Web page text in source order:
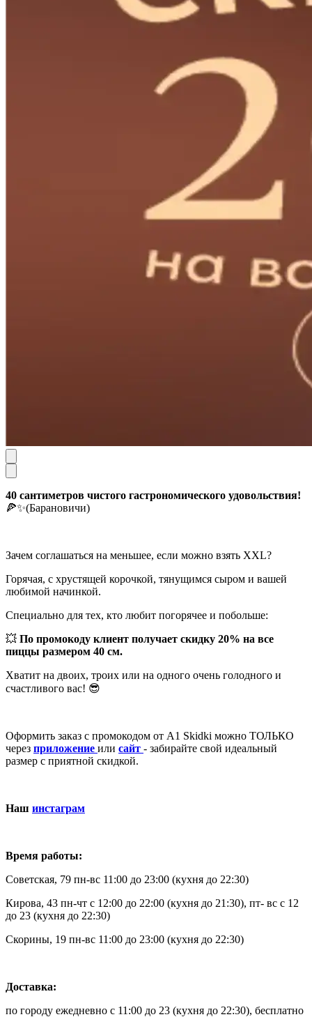
40 сантиметров чистого гастрономического удовольствия!
🍕✨(Барановичи)
Зачем соглашаться на меньшее, если можно взять XXL?
Горячая, с хрустящей корочкой, тянущимся сыром и вашей
любимой начинкой.
Специально для тех, кто любит погорячее и побольше:
💥 По промокоду клиент получает скидку 20% на все
пиццы размером 40 см.
Хватит на двоих, троих или на одного очень голодного и
счастливого вас! 😎
Оформить заказ с промокодом от А1 Skidki можно ТОЛЬКО
через приложение или сайт - забирайте свой идеальный
размер с приятной скидкой.
Наш инстаграм
Время работы:
Советская, 79 пн-вс 11:00 до 23:00 (кухня до 22:30)
Кирова, 43 пн-чт с 12:00 до 22:00 (кухня до 21:30), пт- вс с 12
до 23 (кухня до 22:30)
Скорины, 19 пн-вс 11:00 до 23:00 (кухня до 22:30)
Доставка:
по городу ежедневно с 11:00 до 23 (кухня до 22:30), бесплатно